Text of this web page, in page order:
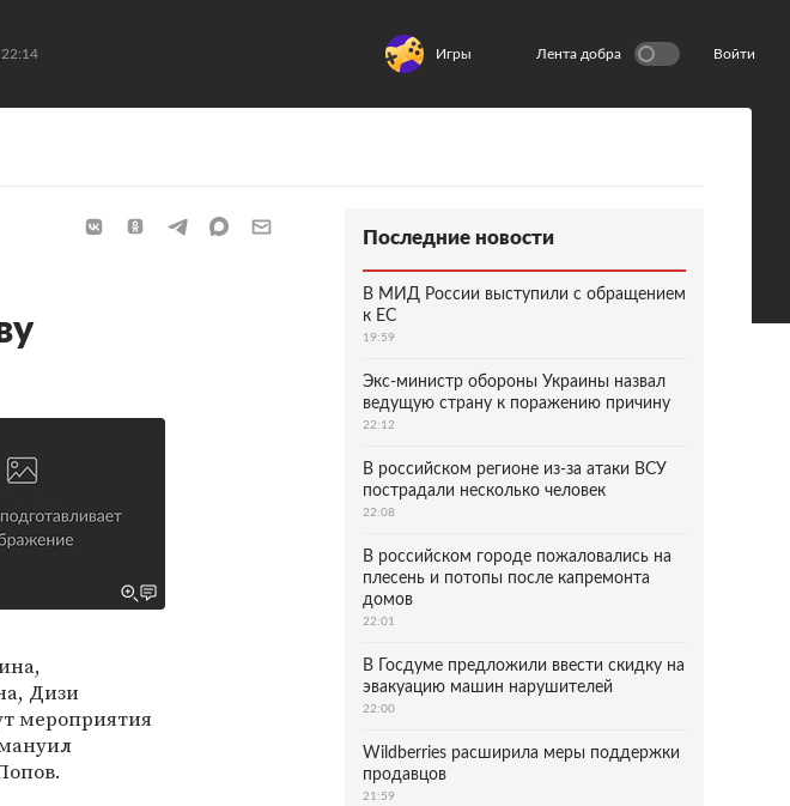
22:14 Игры Лента добра Войти
Дизи
мероприятия
Последние новости
В МИД России выступили с обращением
к ЕС
19:59
Экс-министр обороны Украины назвал
ведущую страну к поражению причину
22:12
В российском регионе из-за атаки ВСУ
пострадали несколько человек
22:08
В российском городе пожаловались на
плесень и потопы после капремонта
домов
22:01
В Госдуме предложили ввести скидку на
эвакуацию машин нарушителей
22:00
Wildberries расширила меры поддержки
продавцов
21:59